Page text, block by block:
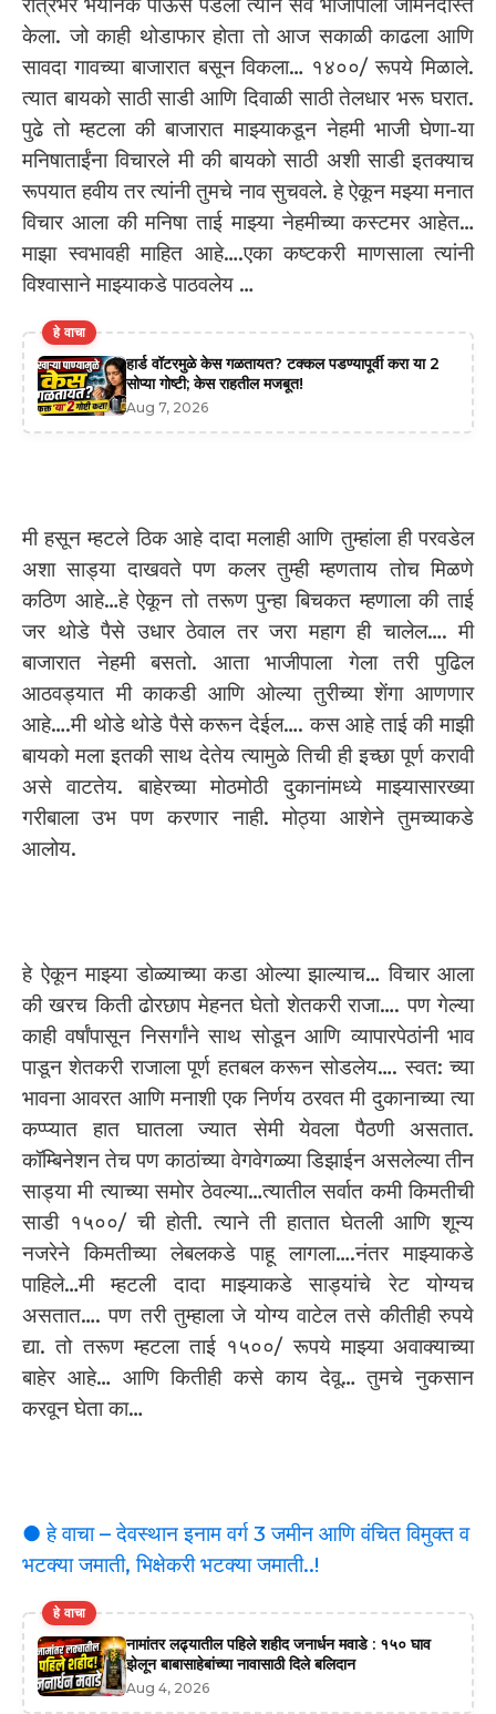
केला. जो काही थोडाफार होता तो आज सकाळी काढला आणि
सावदा गावच्या बाजारात बसून विकला… १४००/ रूपये मिळाले.
त्यात बायको साठी साडी आणि दिवाळी साठी तेलधार भरू घरात.
पुढे तो म्हटला की बाजारात माझ्याकडून नेहमी भाजी घेणा-या
मनिषाताईंना विचारले मी की बायको साठी अशी साडी इतक्याच
रूपयात हवीय तर त्यांनी तुमचे नाव सुचवले. हे ऐकून मझ्या मनात
विचार आला की मनिषा ताई माझ्या नेहमीच्या कस्टमर आहेत…
माझा स्वभावही माहित आहे….एका कष्टकरी माणसाला त्यांनी
विश्वासाने माझ्याकडे पाठवलेय …
हे वाचा
हार्ड वॉटरमुळे केस गळतायत? टक्कल पडण्यापूर्वी करा या 2
सोप्या गोष्टी; केस राहतील मजबूत!
Aug 7, 2026
मी हसून म्हटले ठिक आहे दादा मलाही आणि तुम्हांला ही परवडेल
अशा साड्या दाखवते पण कलर तुम्ही म्हणताय तोच मिळणे
कठिण आहे…हे ऐकून तो तरूण पुन्हा बिचकत म्हणाला की ताई
जर थोडे पैसे उधार ठेवाल तर जरा महाग ही चालेल…. मी
बाजारात नेहमी बसतो. आता भाजीपाला गेला तरी पुढिल
आठवड्यात मी काकडी आणि ओल्या तुरीच्या शेंगा आणणार
आहे….मी थोडे थोडे पैसे करून देईल…. कस आहे ताई की माझी
बायको मला इतकी साथ देतेय त्यामुळे तिची ही इच्छा पूर्ण करावी
असे वाटतेय. बाहेरच्या मोठमोठी दुकानांमध्ये माझ्यासारख्या
गरीबाला उभ पण करणार नाही. मोठ्या आशेने तुमच्याकडे
आलोय.
हे ऐकून माझ्या डोळ्याच्या कडा ओल्या झाल्याच… विचार आला
की खरच किती ढोरछाप मेहनत घेतो शेतकरी राजा…. पण गेल्या
काही वर्षांपासून निसर्गांने साथ सोडून आणि व्यापारपेठांनी भाव
पाडून शेतकरी राजाला पूर्ण हतबल करून सोडलेय…. स्वत: च्या
भावना आवरत आणि मनाशी एक निर्णय ठरवत मी दुकानाच्या त्या
कप्प्यात हात घातला ज्यात सेमी येवला पैठणी असतात.
कॉम्बिनेशन तेच पण काठांच्या वेगवेगळ्या डिझाईन असलेल्या तीन
साड्या मी त्याच्या समोर ठेवल्या…त्यातील सर्वात कमी किमतीची
साडी १५००/ ची होती. त्याने ती हातात घेतली आणि शून्य
नजरेने किमतीच्या लेबलकडे पाहू लागला….नंतर माझ्याकडे
पाहिले…मी म्हटली दादा माझ्याकडे साड्यांचे रेट योग्यच
असतात…. पण तरी तुम्हाला जे योग्य वाटेल तसे कीतीही रुपये
द्या. तो तरूण म्हटला ताई १५००/ रूपये माझ्या अवाक्याच्या
बाहेर आहे… आणि कितीही कसे काय देवू… तुमचे नुकसान
करवून घेता का…
● हे वाचा – देवस्थान इनाम वर्ग 3 जमीन आणि वंचित विमुक्त व
भटक्या जमाती, भिक्षेकरी भटक्या जमाती..!
हे वाचा
नामांतर लढ्यातील पहिले शहीद जनार्धन मवाडे : १५० घाव
झेलून बाबासाहेबांच्या नावासाठी दिले बलिदान
Aug 4, 2026